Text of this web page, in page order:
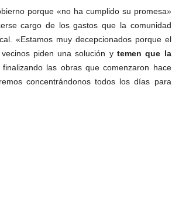
porque «no ha cumplido su promesa»
cargo de los gastos que la comunidad
«Estamos muy decepcionados porque el
piden una solución y temen que la
las obras que comenzaron hace
concentrándonos todos los días para